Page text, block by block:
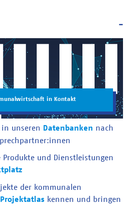
in Kontakt
in unseren Datenbanken nach
Produkte und Dienstleistungen
der kommunalen
Projektatlas kennen und bringen